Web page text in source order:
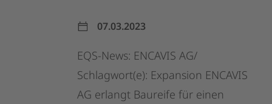
07.03.2023
EQS-News: ENCAVIS AG/
Schlagwort(e): Expansion ENCAVIS
AG erlangt Baureife für einen